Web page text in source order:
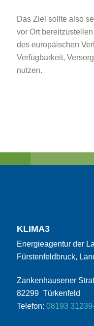
Das Ziel sollte also
vor Ort
des europäischen
Verfügbarkeit,
nutzen.
KLIMA3
Energieagentur der
Fürstenfeldbruck,
Zankenhausener
82299 Türkenfeld
Telefon: 08193 31239-